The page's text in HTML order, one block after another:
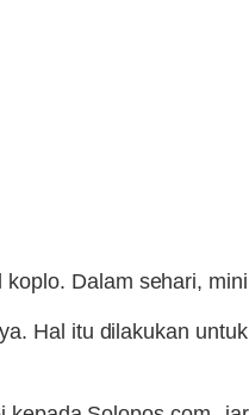
Dalam sehari,
Hal itu dilakukan